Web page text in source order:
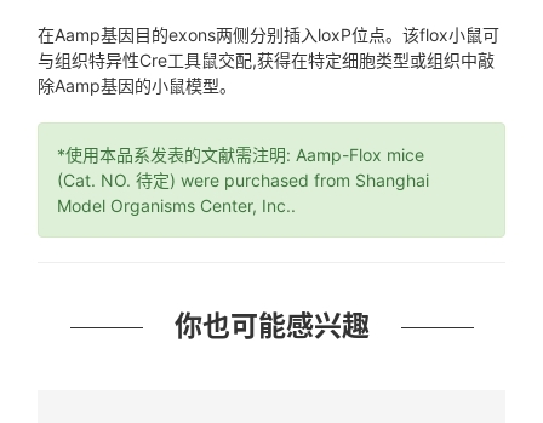
在Aamp基因目的exons两侧分别插入loxP位点。该flox小鼠可
与组织特异性Cre工具鼠交配,获得在特定细胞类型或组织中敲
除Aamp基因的小鼠模型。
*使用本品系发表的文献需注明: Aamp-Flox mice
(Cat. NO. 待定) were purchased from Shanghai
Model Organisms Center, Inc..
你也可能感兴趣